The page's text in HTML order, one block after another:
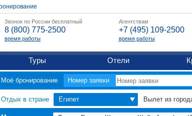
Звонок по России бесплатный
8 (800) 775-2500
время работы
Агентствам
+7 (495) 109-2500
время работы
Туры Отели
Моё бронирование Номер заявки
Отдых в стране Египет Вылет из